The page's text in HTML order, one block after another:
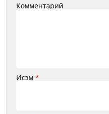
Комментарий
Исэм *